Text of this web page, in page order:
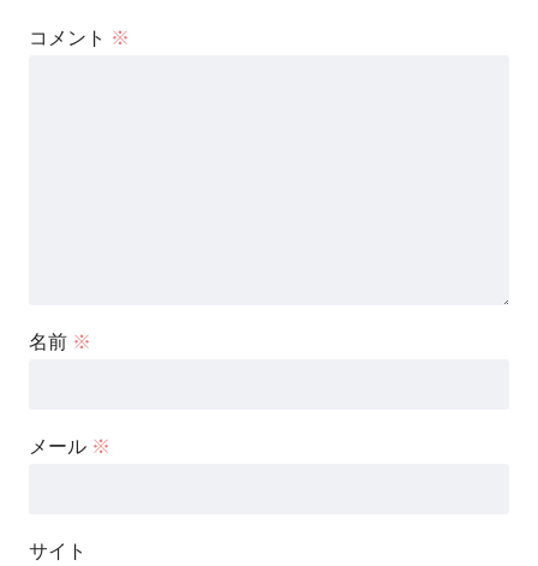
コメント ※
名前 ※
メール ※
サイト